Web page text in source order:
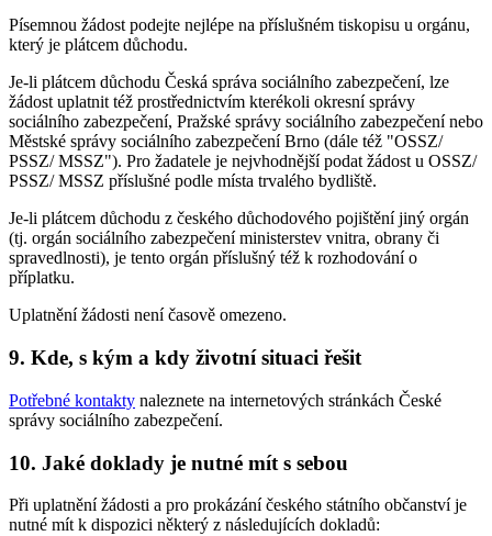
Písemnou žádost podejte nejlépe na příslušném tiskopisu u orgánu,
který je plátcem důchodu.
Je-li plátcem důchodu Česká správa sociálního zabezpečení, lze
žádost uplatnit též prostřednictvím kterékoli okresní správy
sociálního zabezpečení, Pražské správy sociálního zabezpečení nebo
Městské správy sociálního zabezpečení Brno (dále též "OSSZ/
PSSZ/ MSSZ"). Pro žadatele je nejvhodnější podat žádost u OSSZ/
PSSZ/ MSSZ příslušné podle místa trvalého bydliště.
Je-li plátcem důchodu z českého důchodového pojištění jiný orgán
(tj. orgán sociálního zabezpečení ministerstev vnitra, obrany či
spravedlnosti), je tento orgán příslušný též k rozhodování o
příplatku.
Uplatnění žádosti není časově omezeno.
9. Kde, s kým a kdy životní situaci řešit
Potřebné kontakty naleznete na internetových stránkách České
správy sociálního zabezpečení.
10. Jaké doklady je nutné mít s sebou
Při uplatnění žádosti a pro prokázání českého státního občanství je
nutné mít k dispozici některý z následujících dokladů: